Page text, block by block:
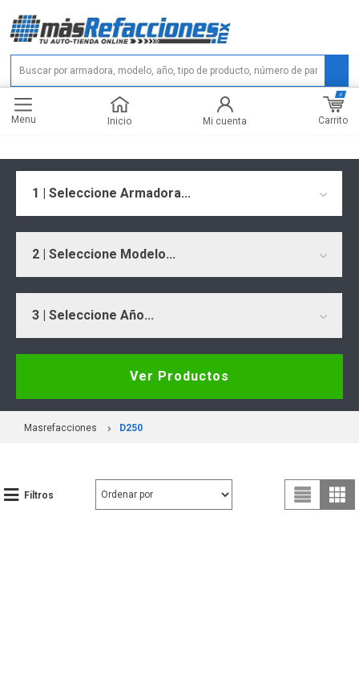
Menu Inicio Mi cuenta Carrito
0
1 | Seleccione Armadora...
2 | Seleccione Modelo...
3 | Seleccione Año...
Ver Productos
Masrefacciones D250
Filtros